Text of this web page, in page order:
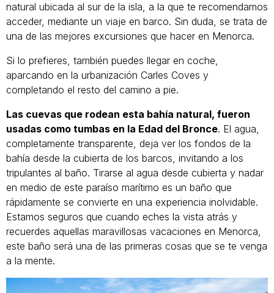
natural ubicada al sur de la isla, a la que te recomendamos
acceder, mediante un viaje en barco. Sin duda, se trata de
una de las mejores excursiones que hacer en Menorca.
Si lo prefieres, también puedes llegar en coche,
aparcando en la urbanización Carles Coves y
completando el resto del camino a pie.
Las cuevas que rodean esta bahía natural, fueron
usadas como tumbas en la Edad del Bronce. El agua,
completamente transparente, deja ver los fondos de la
bahía desde la cubierta de los barcos, invitando a los
tripulantes al baño. Tirarse al agua desde cubierta y nadar
en medio de este paraíso marítimo es un baño que
rápidamente se convierte en una experiencia inolvidable.
Estamos seguros que cuando eches la vista atrás y
recuerdes aquellas maravillosas vacaciones en Menorca,
este baño será una de las primeras cosas que se te venga
a la mente.